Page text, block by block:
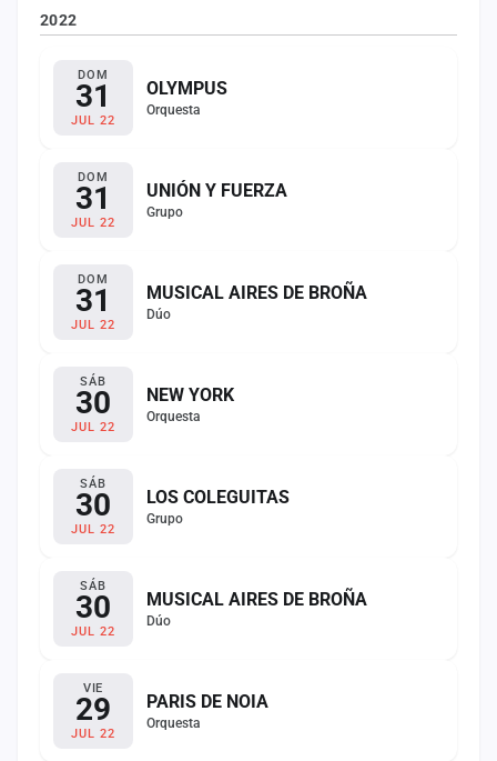
2022
DOM
31
JUL 22
OLYMPUS
Orquesta
DOM
31
JUL 22
UNIÓN Y FUERZA
Grupo
DOM
31
JUL 22
MUSICAL AIRES DE BROÑA
Dúo
SÁB
30
JUL 22
NEW YORK
Orquesta
SÁB
30
JUL 22
LOS COLEGUITAS
Grupo
SÁB
30
JUL 22
MUSICAL AIRES DE BROÑA
Dúo
VIE
29
JUL 22
PARIS DE NOIA
Orquesta